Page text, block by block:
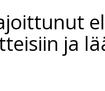
ja